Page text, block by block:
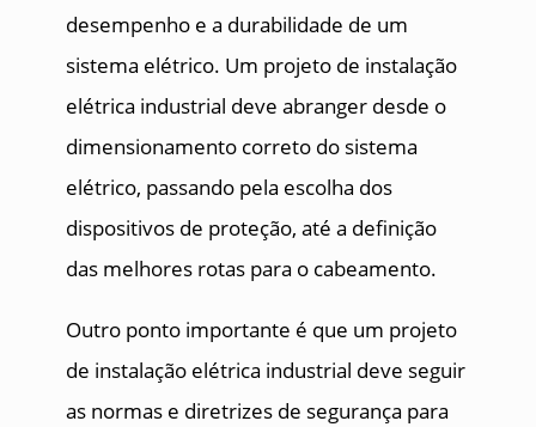
desempenho e a durabilidade de um
sistema elétrico. Um projeto de instalação
elétrica industrial deve abranger desde o
dimensionamento correto do sistema
elétrico, passando pela escolha dos
dispositivos de proteção, até a definição
das melhores rotas para o cabeamento.
Outro ponto importante é que um projeto
de instalação elétrica industrial deve seguir
as normas e diretrizes de segurança para